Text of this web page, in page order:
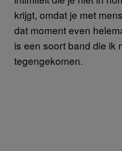
krijgt, omdat je met
dat moment even
is een soort band die ik
tegengekomen.